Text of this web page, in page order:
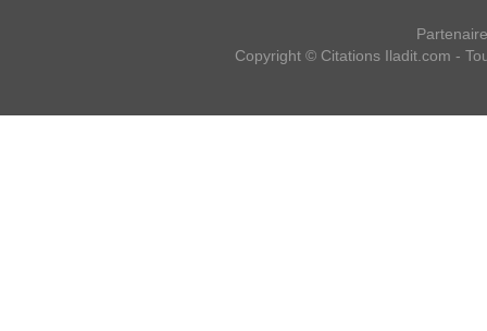
Copyright © Citations Iladit.com -